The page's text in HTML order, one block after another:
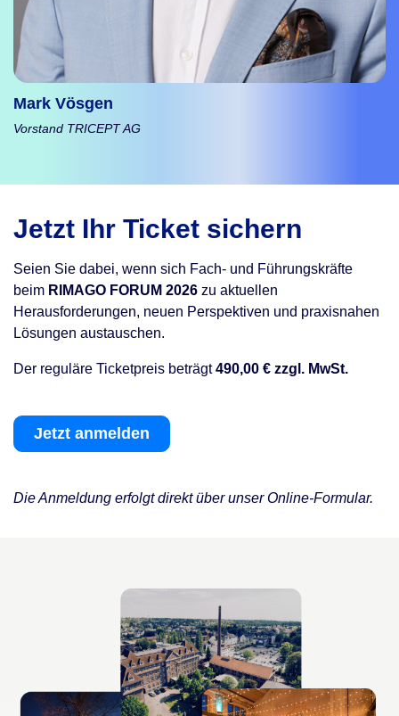
Mark Vösgen
Vorstand TRICEPT AG
Jetzt Ihr Ticket sichern
Seien Sie dabei, wenn sich Fach- und Führungskräfte
beim RIMAGO FORUM 2026 zu aktuellen
Herausforderungen, neuen Perspektiven und praxisnahen
Lösungen austauschen.
Der reguläre Ticketpreis beträgt490,00 € zzgl. MwSt.
Jetzt anmelden
Die Anmeldung erfolgt direkt über unser Online-Formular.